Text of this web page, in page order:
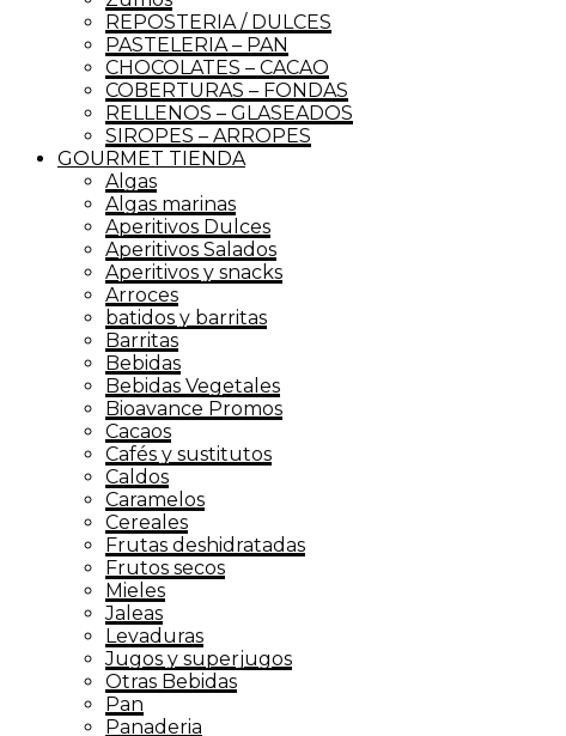
REPOSTERIA / DULCES
PASTELERIA – PAN
CHOCOLATES – CACAO
COBERTURAS – FONDAS
RELLENOS – GLASEADOS
SIROPES – ARROPES
GOURMET TIENDA
Algas
Algas marinas
Aperitivos Dulces
Aperitivos Salados
Aperitivos y snacks
Arroces
batidos y barritas
Barritas
Bebidas
Bebidas Vegetales
Bioavance Promos
Cacaos
Cafés y sustitutos
Caldos
Caramelos
Cereales
Frutas deshidratadas
Frutos secos
Mieles
Jaleas
Levaduras
Jugos y superjugos
Otras Bebidas
Pan
Panaderia